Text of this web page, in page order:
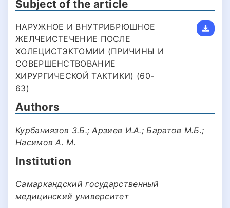
Subject of the article
НАРУЖНОЕ И ВНУТРИБРЮШНОЕ
ЖЕЛЧЕИСТЕЧЕНИЕ ПОСЛЕ
ХОЛЕЦИСТЭКТОМИИ (ПРИЧИНЫ И
СОВЕРШЕНСТВОВАНИЕ
ХИРУРГИЧЕСКОЙ ТАКТИКИ) (60-
63)
Authors
Курбаниязов З.Б.; Арзиев И.А.; Баратов М.Б.;
Насимов А. М.
Institution
Самаркандский государственный
медицинский университет